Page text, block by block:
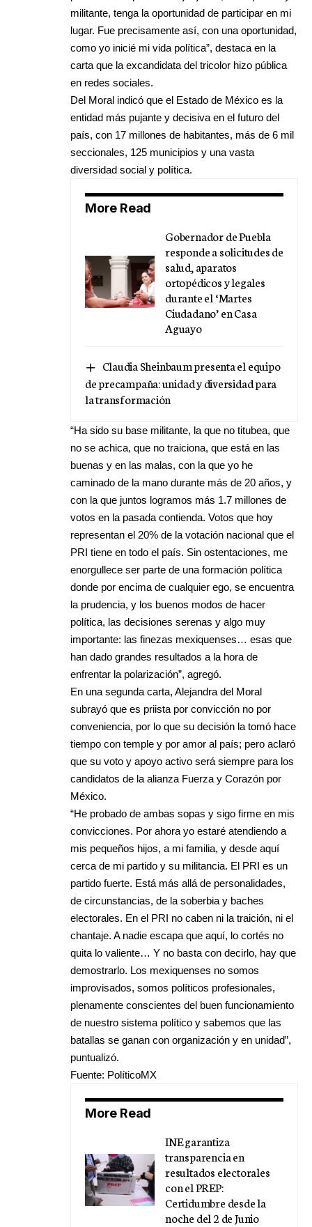
militante, tenga la oportunidad de participar en mi
lugar. Fue precisamente así, con una oportunidad,
como yo inicié mi vida política”, destaca en la
carta que la excandidata del tricolor hizo pública
en redes sociales.
Del Moral indicó que el Estado de México es la
entidad más pujante y decisiva en el futuro del
país, con 17 millones de habitantes, más de 6 mil
seccionales, 125 municipios y una vasta
diversidad social y política.
More Read
Gobernador de Puebla
responde a solicitudes de
salud, aparatos
ortopédicos y legales
durante el ‘Martes
Ciudadano’ en Casa
Aguayo
Claudia Sheinbaum presenta el equipo
de precampaña: unidad y diversidad para
la transformación
“Ha sido su base militante, la que no titubea, que
no se achica, que no traiciona, que está en las
buenas y en las malas, con la que yo he
caminado de la mano durante más de 20 años, y
con la que juntos logramos más 1.7 millones de
votos en la pasada contienda. Votos que hoy
representan el 20% de la votación nacional que el
PRI tiene en todo el país. Sin ostentaciones, me
enorgullece ser parte de una formación política
donde por encima de cualquier ego, se encuentra
la prudencia, y los buenos modos de hacer
política, las decisiones serenas y algo muy
importante: las finezas mexiquenses… esas que
han dado grandes resultados a la hora de
enfrentar la polarización”, agregó.
En una segunda carta, Alejandra del Moral
subrayó que es priista por convicción no por
conveniencia, por lo que su decisión la tomó hace
tiempo con temple y por amor al país; pero aclaró
que su voto y apoyo activo será siempre para los
candidatos de la alianza Fuerza y Corazón por
México.
“He probado de ambas sopas y sigo firme en mis
convicciones. Por ahora yo estaré atendiendo a
mis pequeños hijos, a mi familia, y desde aquí
cerca de mi partido y su militancia. El PRI es un
partido fuerte. Está más allá de personalidades,
de circunstancias, de la soberbia y baches
electorales. En el PRI no caben ni la traición, ni el
chantaje. A nadie escapa que aquí, lo cortés no
quita lo valiente… Y no basta con decirlo, hay que
demostrarlo. Los mexiquenses no somos
improvisados, somos políticos profesionales,
plenamente conscientes del buen funcionamiento
de nuestro sistema político y sabemos que las
batallas se ganan con organización y en unidad”,
puntualizó.
Fuente: PolíticoMX
More Read
INE garantiza
transparencia en
resultados electorales
con el PREP:
Certidumbre desde la
noche del 2 de Junio